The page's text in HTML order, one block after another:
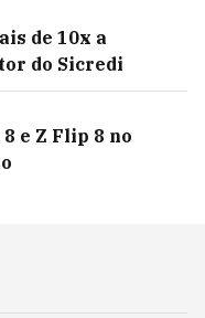
de 10x a
do Sicredi
e Z Flip 8 no